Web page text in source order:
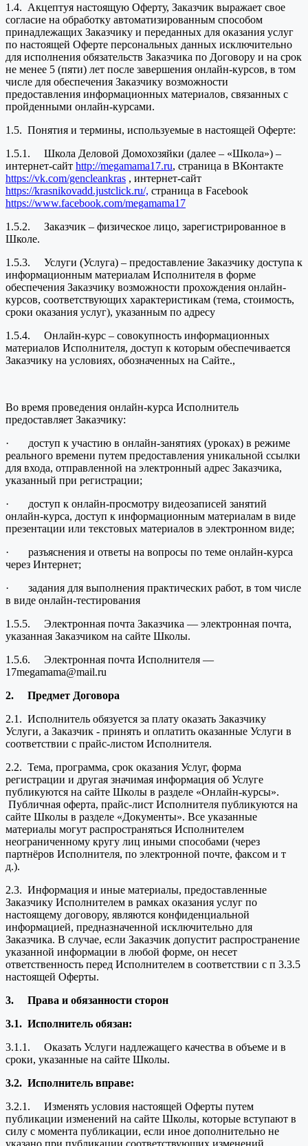
1.4. Акцептуя настоящую Оферту, Заказчик выражает свое
согласие на обработку автоматизированным способом
принадлежащих Заказчику и переданных для оказания услуг
по настоящей Оферте персональных данных исключительно
для исполнения обязательств Заказчика по Договору и на срок
не менее 5 (пяти) лет после завершения онлайн-курсов, в том
числе для обеспечения Заказчику возможности
предоставления информационных материалов, связанных с
пройденными онлайн-курсами.
1.5. Понятия и термины, используемые в настоящей Оферте:
1.5.1. Школа Деловой Домохозяйки (далее – «Школа») –
интернет-сайт http://megamama17.ru, страница в ВКонтакте
https://vk.com/gencleankras , интернет-сайт
https://krasnikovadd.justclick.ru/, страница в Facebook
https://www.facebook.com/megamama17
1.5.2. Заказчик – физическое лицо, зарегистрированное в
Школе.
1.5.3. Услуги (Услуга) – предоставление Заказчику доступа к
информационным материалам Исполнителя в форме
обеспечения Заказчику возможности прохождения онлайн-
курсов, соответствующих характеристикам (тема, стоимость,
сроки оказания услуг), указанным по адресу
1.5.4. Онлайн-курс – совокупность информационных
материалов Исполнителя, доступ к которым обеспечивается
Заказчику на условиях, обозначенных на Сайте.,
Во время проведения онлайн-курса Исполнитель
предоставляет Заказчику:
· доступ к участию в онлайн-занятиях (уроках) в режиме
реального времени путем предоставления уникальной ссылки
для входа, отправленной на электронный адрес Заказчика,
указанный при регистрации;
· доступ к онлайн-просмотру видеозаписей занятий
онлайн-курса, доступ к информационным материалам в виде
презентации или текстовых материалов в электронном виде;
· разъяснения и ответы на вопросы по теме онлайн-курса
через Интернет;
· задания для выполнения практических работ, в том числе
в виде онлайн-тестирования
1.5.5. Электронная почта Заказчика — электронная почта,
указанная Заказчиком на сайте Школы.
1.5.6. Электронная почта Исполнителя —
17megamama@mail.ru
2. Предмет Договора
2.1. Исполнитель обязуется за плату оказать Заказчику
Услуги, а Заказчик - принять и оплатить оказанные Услуги в
соответствии с прайс-листом Исполнителя.
2.2. Тема, программа, срок оказания Услуг, форма
регистрации и другая значимая информация об Услуге
публикуются на сайте Школы в разделе «Онлайн-курсы».
Публичная оферта, прайс-лист Исполнителя публикуются на
сайте Школы в разделе «Документы». Все указанные
материалы могут распространяться Исполнителем
неограниченному кругу лиц иными способами (через
партнёров Исполнителя, по электронной почте, факсом и т
д.).
2.3. Информация и иные материалы, предоставленные
Заказчику Исполнителем в рамках оказания услуг по
настоящему договору, являются конфиденциальной
информацией, предназначенной исключительно для
Заказчика. В случае, если Заказчик допустит распространение
указанной информации в любой форме, он несет
ответственность перед Исполнителем в соответствии с п 3.3.5
настоящей Оферты.
3. Права и обязанности сторон
3.1. Исполнитель обязан:
3.1.1. Оказать Услуги надлежащего качества в объеме и в
сроки, указанные на сайте Школы.
3.2. Исполнитель вправе:
3.2.1. Изменять условия настоящей Оферты путем
публикации изменений на сайте Школы, которые вступают в
силу с момента публикации, если иное дополнительно не
указано при публикации соответствующих изменений.